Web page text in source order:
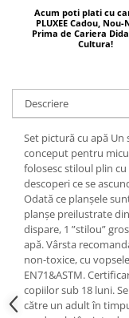
Acum poti plati cu
PLUXEE Cadou, Nou-
Prima de Cariera
Cultura!
Descriere
Set pictură cu apă Un
conceput pentru
folosesc stiloul plin
descoperi ce se
Odată ce planșele
planșe preilustrate
dispare, 1 ”stilou”
apă. Vârsta
non-toxice, cu
EN71&ASTM.
copiilor sub 18 luni.
către un adult în